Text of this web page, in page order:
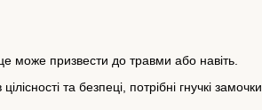
може призвести до травми або навіть.
та безпеці, потрібні гнучкі замочки